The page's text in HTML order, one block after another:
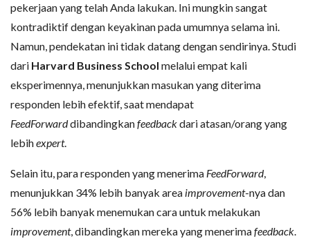
pekerjaan yang telah Anda lakukan. Ini mungkin sangat
kontradiktif dengan keyakinan pada umumnya selama ini.
Namun, pendekatan ini tidak datang dengan sendirinya. Studi
dari Harvard Business School melalui empat kali
eksperimennya, menunjukkan masukan yang diterima
responden lebih efektif, saat mendapat
FeedForwarddibandingkanfeedbackdari atasan/orang yang
lebihexpert.
Selain itu, para responden yang menerima FeedForward,
menunjukkan 34% lebih banyak area improvement-nya dan
56% lebih banyak menemukan cara untuk melakukan
improvement, dibandingkan mereka yang menerimafeedback.